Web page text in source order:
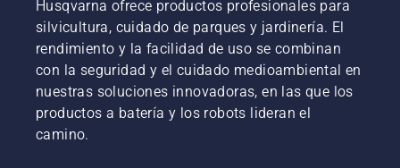
Husqvarna ofrece productos profesionales para
silvicultura, cuidado de parques y jardinería. El
rendimiento y la facilidad de uso se combinan
con la seguridad y el cuidado medioambiental en
nuestras soluciones innovadoras, en las que los
productos a batería y los robots lideran el
camino.